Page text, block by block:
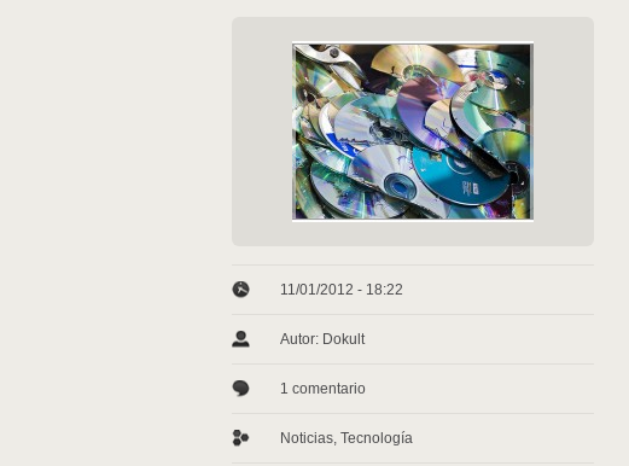
11/01/2012 - 18:22
Autor: Dokult
1 comentario
Noticias, Tecnología